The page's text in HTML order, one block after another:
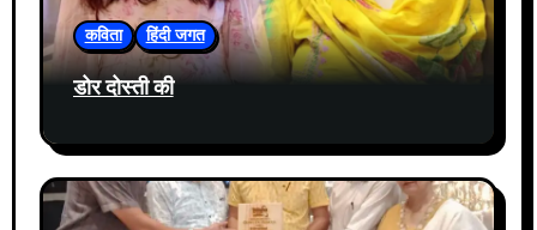
कविता हिंदी जगत
डोर दोस्ती की